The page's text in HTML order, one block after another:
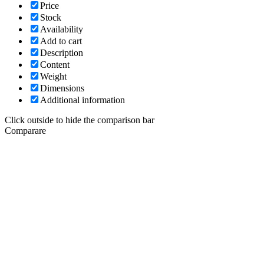
Price
Stock
Availability
Add to cart
Description
Content
Weight
Dimensions
Additional information
Click outside to hide the comparison bar
Comparare